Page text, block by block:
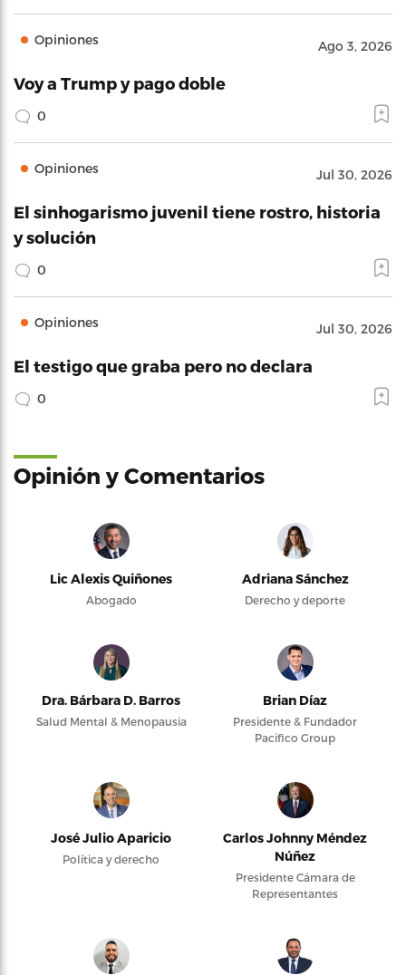
Opiniones Ago 3, 2026
Voy a Trump y pago doble
0
Opiniones Jul 30, 2026
El sinhogarismo juvenil tiene rostro, historia
y solución
0
Opiniones Jul 30, 2026
El testigo que graba pero no declara
0
Opinión y Comentarios
Lic Alexis Quiñones
Abogado
Adriana Sánchez
Derecho y deporte
Dra. Bárbara D. Barros
Salud Mental & Menopausia
Brian Díaz
Presidente & Fundador
Pacifico Group
José Julio Aparicio
Política y derecho
Carlos Johnny Méndez
Núñez
Presidente Cámara de
Representantes